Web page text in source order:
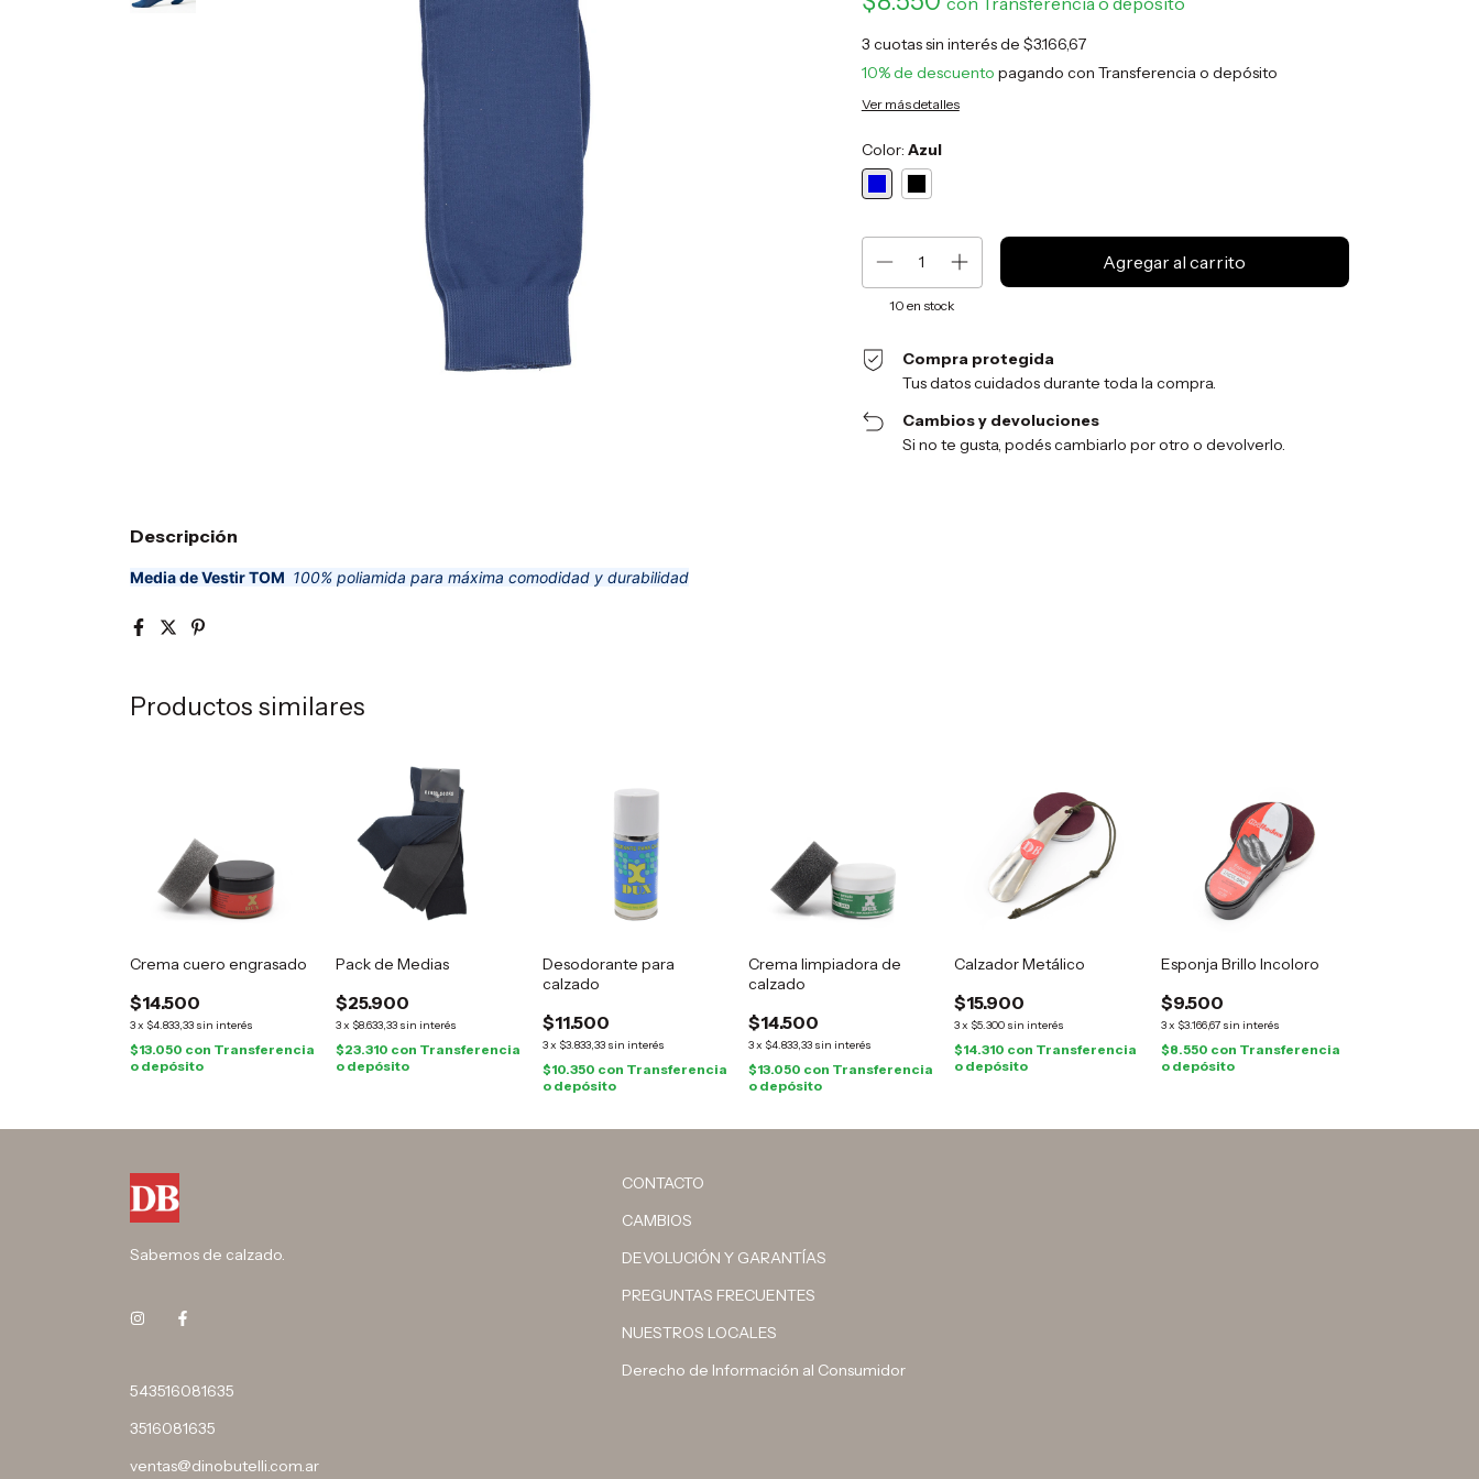
3 cuotas sin interés de $3.166,67
10% de descuento pagando con Transferencia o depósito
Ver más detalles
Color: Azul
10 en stock
Compra protegida
Tus datos cuidados durante toda la compra.
Cambios y devoluciones
Si no te gusta, podés cambiarlo por otro o devolverlo.
Descripción
Media de Vestir TOM 100% poliamida para máxima comodidad y durabilidad
Productos similares
Crema cuero engrasado
$14.500
3x $4.833,33 sin interés
$13.050 con Transferencia
o depósito
Pack de Medias
$25.900
3x $8.633,33 sin interés
$23.310 con Transferencia
o depósito
Desodorante para
calzado
$11.500
3x $3.833,33 sin interés
$10.350 con Transferencia
o depósito
Crema limpiadora de
calzado
$14.500
3x $4.833,33 sin interés
$13.050 con Transferencia
o depósito
Calzador Metálico
$15.900
3x $5.300 sin interés
$14.310 con Transferencia
o depósito
Esponja Brillo Incoloro
$9.500
3x $3.166,67 sin interés
$8.550 con Transferencia
o depósito
Sabemos de calzado.
543516081635
3516081635
ventas@dinobutelli.com.ar
CONTACTO
CAMBIOS
DEVOLUCIÓN Y GARANTÍAS
PREGUNTAS FRECUENTES
NUESTROS LOCALES
Derecho de Información al Consumidor